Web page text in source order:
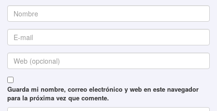
Guarda mi nombre, correo electrónico y web en este navegador
para la próxima vez que comente.